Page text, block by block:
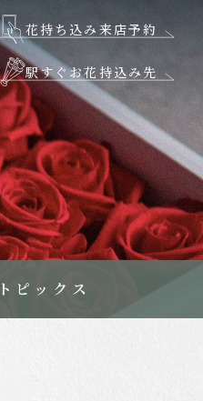
花持ち込み来店予約
駅すぐお花持込み先
トピックス